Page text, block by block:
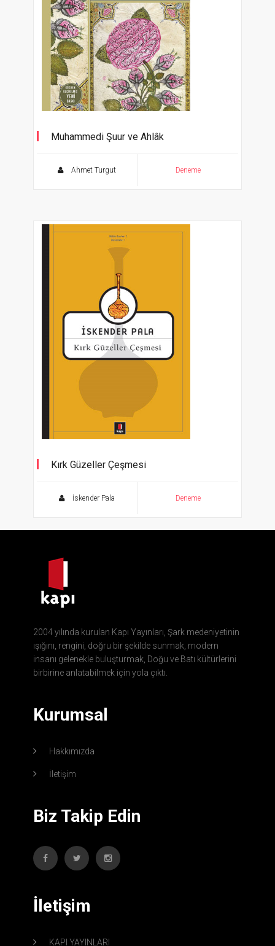
Muhammedi Şuur ve Ahlâk
Ahmet Turgut Deneme
Kırk Güzeller Çeşmesi
İskender Pala Deneme
2004 yılında kurulan Kapı Yayınları, Şark medeniyetinin
ışığını, rengini, doğru bir şekilde sunmak, modern
insanı gelenekle buluşturmak, Doğu ve Batı kültürlerini
birbirine anlatabilmek için yola çıktı.
Kurumsal
Hakkımızda
İletişim
Biz Takip Edin
İletişim
KAPI YAYINLARI